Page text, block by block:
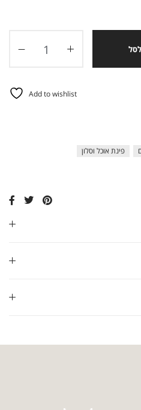
Add to wishlist
פינת אוכל וסלון